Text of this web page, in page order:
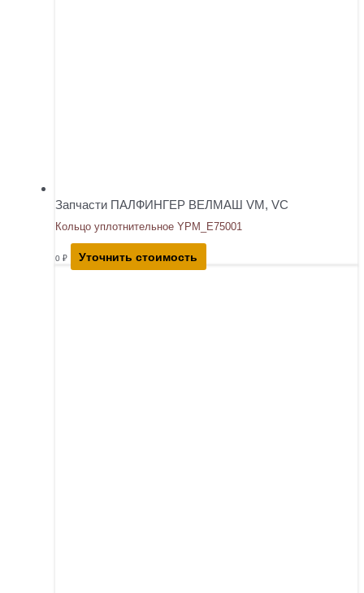
Запчасти ПАЛФИНГЕР ВЕЛМАШ VM, VC
Кольцо уплотнительное YPM_E75001
0 ₽ Уточнить стоимость